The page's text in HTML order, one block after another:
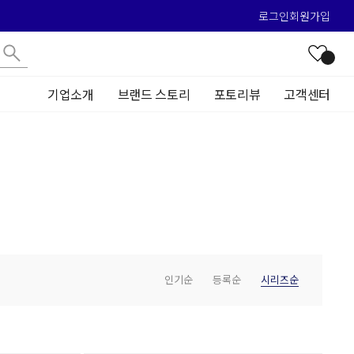
로그인회원가입
기업소개 브랜드 스토리 포토리뷰 고객센터
인기순 등록순 시리즈순